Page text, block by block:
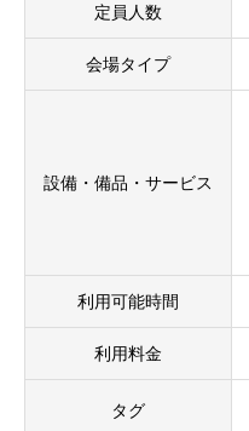
定員人数
会場タイプ
設備・備品・サービス
利用可能時間
利用料金
タグ